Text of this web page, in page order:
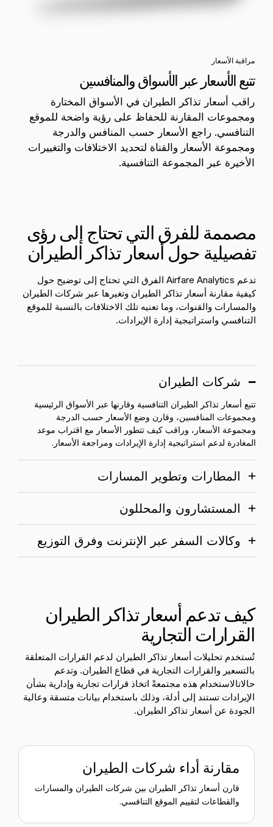
مراقبة الأسعار
تتبع الأسعار عبر الأسواق والمنافسين
راقب أسعار تذاكر الطيران في الأسواق المختارة
ومجموعات المقارنة للحفاظ على رؤية واضحة للموقع
التنافسي. راجع الأسعار حسب المنافس والدرجة
ومجموعة الأسعار والقناة لتحديد الاختلافات والتغييرات
الأخيرة عبر المجموعة التنافسية.
مصممة للفرق التي تحتاج إلى رؤى
تفصيلية حول أسعار تذاكر الطيران
تدعم Airfare Analytics الفرق التي تحتاج إلى توضيح حول
كيفية مقارنة أسعار تذاكر الطيران وتغيرها عبر شركات الطيران
والمسارات والقنوات، وما تعنيه تلك الاختلافات بالنسبة للموقع
التنافسي واستراتيجية إدارة الإيرادات.
شركات الطيران
تتبع أسعار تذاكر الطيران التنافسية وقارنها عبر الأسواق الرئيسية
ومجموعات المنافسين، وقارن وضع الأسعار حسب الدرجة
ومجموعة الأسعار، وراقب كيف تتطور الأسعار مع اقتراب موعد
المغادرة لدعم استراتيجية إدارة الإيرادات ومراجعة الأسعار.
المطارات وتطوير المسارات
المستشارون والمحللون
وكالات السفر عبر الإنترنت وفرق التوزيع
كيف تدعم أسعار تذاكر الطيران
القرارات التجارية
تُستخدم تحليلات أسعار تذاكر الطيران لدعم القرارات المتعلقة
بالتسعير والقرارات التجارية في قطاع الطيران. وتدعم
حالاتالاستخدام هذه مجتمعةً اتخاذ قرارات تجارية وإدارية بشأن
الإيرادات تستند إلى أدلة، وذلك باستخدام بيانات متسقة وعالية
الجودة عن أسعار تذاكر الطيران.
مقارنة أداء شركات الطيران
قارن أسعار تذاكر الطيران بين شركات الطيران والمسارات
والقطاعات لتقييم الموقع التنافسي.